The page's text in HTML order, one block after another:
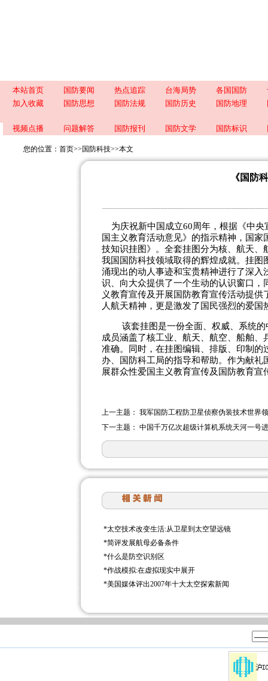
本站首页 国防要闻 热点追踪 台海局势 各国国防
加入收藏
国防思想 国防法规 国防历史 国防地理
视频点播 问题解答 国防报刊 国防文学 国防标识
您的位置： 首页>> 国防科技>>本文
《国防
为庆祝新中国成立60周年，根据《中央
国主义教育活动意见》的指示精神，国
技知识挂图》。全套挂图分为核、航天
我国国防科技领域取得的辉煌成就。挂
涌现出的动人事迹和宝贵精神进行了深
识、向大众提供了一个生动的认识窗口
义教育宣传及开展国防教育宣传活动提
人航天精神，更是激发了国民强烈的爱
该套挂图是一份全面、权威、系统的
成员涵盖了核工业、航天、航空、船舶
准确。同时，在挂图编辑、排版、印制
办、国防科工局的指导和帮助。作为献
展群众性爱国主义教育宣传及国防教育
上一主题： 我军国防工程防卫星侦察伪装技术世界
下一主题： 中国千万亿次超级计算机系统天河一号
*太空技术改变生活:从卫星到太空望远镜
*简评发展航母必备条件
*什么是防空识别区
*作战模拟:在虚拟现实中展开
*美国媒体评出2007年十大太空探索新闻